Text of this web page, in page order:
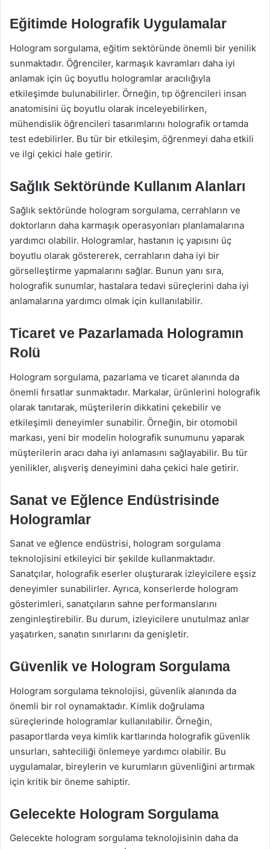
Eğitimde Holografik Uygulamalar
Hologram sorgulama, eğitim sektöründe önemli bir yenilik
sunmaktadır. Öğrenciler, karmaşık kavramları daha iyi
anlamak için üç boyutlu hologramlar aracılığıyla
etkileşimde bulunabilirler. Örneğin, tıp öğrencileri insan
anatomisini üç boyutlu olarak inceleyebilirken,
mühendislik öğrencileri tasarımlarını holografik ortamda
test edebilirler. Bu tür bir etkileşim, öğrenmeyi daha etkili
ve ilgi çekici hale getirir.
Sağlık Sektöründe Kullanım Alanları
Sağlık sektöründe hologram sorgulama, cerrahların ve
doktorların daha karmaşık operasyonları planlamalarına
yardımcı olabilir. Hologramlar, hastanın iç yapısını üç
boyutlu olarak göstererek, cerrahların daha iyi bir
görselleştirme yapmalarını sağlar. Bunun yanı sıra,
holografik sunumlar, hastalara tedavi süreçlerini daha iyi
anlamalarına yardımcı olmak için kullanılabilir.
Ticaret ve Pazarlamada Hologramın
Rolü
Hologram sorgulama, pazarlama ve ticaret alanında da
önemli fırsatlar sunmaktadır. Markalar, ürünlerini holografik
olarak tanıtarak, müşterilerin dikkatini çekebilir ve
etkileşimli deneyimler sunabilir. Örneğin, bir otomobil
markası, yeni bir modelin holografik sunumunu yaparak
müşterilerin aracı daha iyi anlamasını sağlayabilir. Bu tür
yenilikler, alışveriş deneyimini daha çekici hale getirir.
Sanat ve Eğlence Endüstrisinde
Hologramlar
Sanat ve eğlence endüstrisi, hologram sorgulama
teknolojisini etkileyici bir şekilde kullanmaktadır.
Sanatçılar, holografik eserler oluşturarak izleyicilere eşsiz
deneyimler sunabilirler. Ayrıca, konserlerde hologram
gösterimleri, sanatçıların sahne performanslarını
zenginleştirebilir. Bu durum, izleyicilere unutulmaz anlar
yaşatırken, sanatın sınırlarını da genişletir.
Güvenlik ve Hologram Sorgulama
Hologram sorgulama teknolojisi, güvenlik alanında da
önemli bir rol oynamaktadır. Kimlik doğrulama
süreçlerinde hologramlar kullanılabilir. Örneğin,
pasaportlarda veya kimlik kartlarında holografik güvenlik
unsurları, sahteciliği önlemeye yardımcı olabilir. Bu
uygulamalar, bireylerin ve kurumların güvenliğini artırmak
için kritik bir öneme sahiptir.
Gelecekte Hologram Sorgulama
Gelecekte hologram sorgulama teknolojisinin daha da